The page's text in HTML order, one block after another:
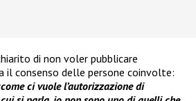
di non voler pubblicare
il consenso delle persone coinvolte:
ci vuole l’autorizzazione di